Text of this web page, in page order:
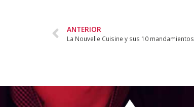
ANTERIOR
La Nouvelle Cuisine y sus 10 mandamientos